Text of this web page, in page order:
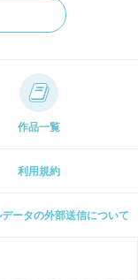
作品一覧
利用規約
ータの外部送信について